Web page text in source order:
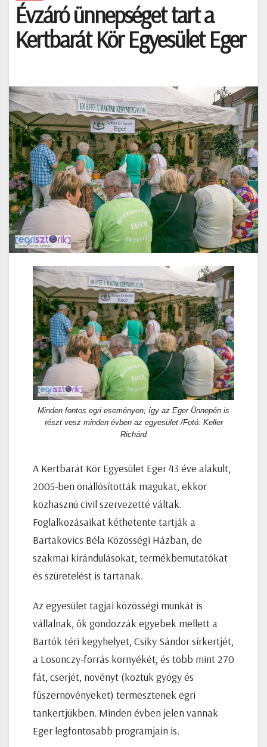
Évzáró ünnepséget tart a
Kertbarát Kör Egyesület Eger
Minden fontos egri eseményen, így az Eger Ünnepén is
részt vesz minden évben az egyesület /Fotó: Keller
Richárd
A Kertbarát Kör Egyesület Eger 43 éve alakult,
2005-ben önállósították magukat, ekkor
közhasznú civil szervezetté váltak.
Foglalkozásaikat kéthetente tartják a
Bartakovics Béla Közösségi Házban, de
szakmai kirándulásokat, termékbemutatókat
és szüretelést is tartanak.
Az egyesület tagjai közösségi munkát is
vállalnak, ők gondozzák egyebek mellett a
Bartók téri kegyhelyet, Csiky Sándor sírkertjét,
a Losonczy-forrás környékét, és több mint 270
fát, cserjét, növényt (köztük gyógy és
fűszernövényeket) termesztenek egri
tankertjükben. Minden évben jelen vannak
Eger legfontosabb programjain is.